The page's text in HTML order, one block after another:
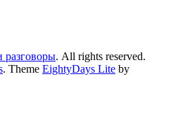
разговоры. All rights reserved.
. Theme EightyDays Lite by